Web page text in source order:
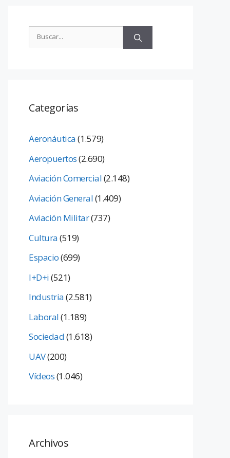
Categorías
Aeronáutica(1.579)
Aeropuertos(2.690)
Aviación Comercial(2.148)
Aviación General(1.409)
Aviación Militar(737)
Cultura(519)
Espacio(699)
I+D+i(521)
Industria(2.581)
Laboral(1.189)
Sociedad(1.618)
UAV(200)
Vídeos(1.046)
Archivos